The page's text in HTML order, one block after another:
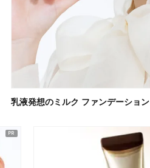
乳液発想のミルク ファンデーション